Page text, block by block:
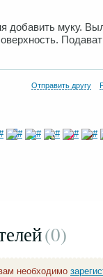
добавить муку.
Отправить другу
(0)
необходимо